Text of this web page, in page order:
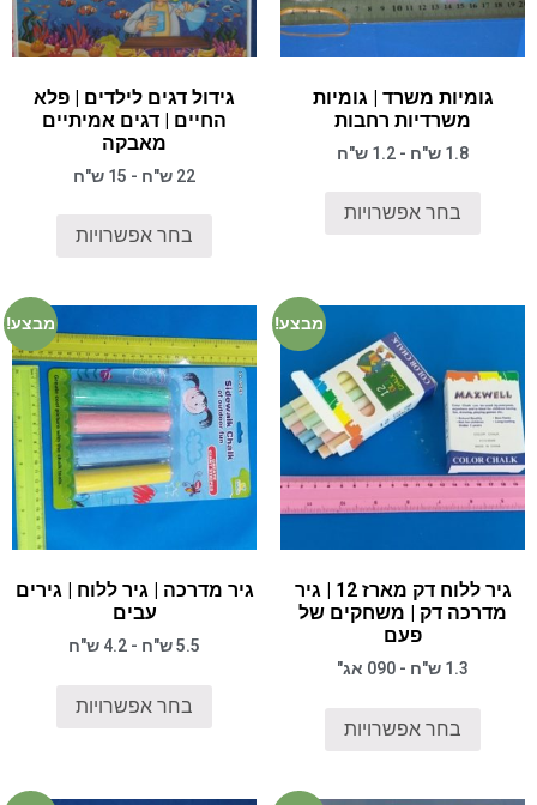
גומיות משרד | גומיות
משרדיות רחבות
1.8 ש"ח - 1.2 ש"ח
בחר אפשרויות
גידול דגים לילדים | פלא
החיים | דגים אמיתיים
מאבקה
22 ש"ח - 15 ש"ח
בחר אפשרויות
מבצע!
גיר ללוח דק מארז 12 | גיר
מדרכה דק | משחקים של
פעם
1.3 ש"ח - 090 אג"
בחר אפשרויות
מבצע!
גיר מדרכה | גיר ללוח | גירים
עבים
5.5 ש"ח - 4.2 ש"ח
בחר אפשרויות